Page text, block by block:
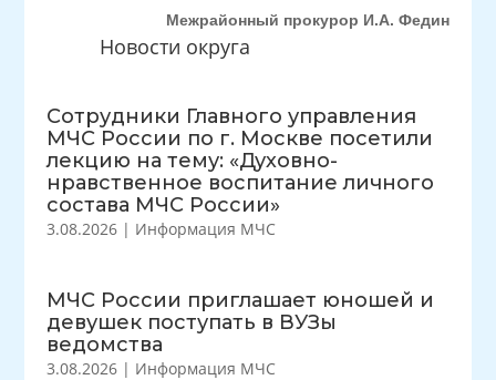
Новости округа
Сотрудники Главного управления
МЧС России по г. Москве посетили
лекцию на тему: «Духовно-
нравственное воспитание личного
состава МЧС России»
3.08.2026 | Информация МЧС
МЧС России приглашает юношей и
девушек поступать в ВУЗы
ведомства
3.08.2026 | Информация МЧС
Межрайонный прокурор И.А. Федин